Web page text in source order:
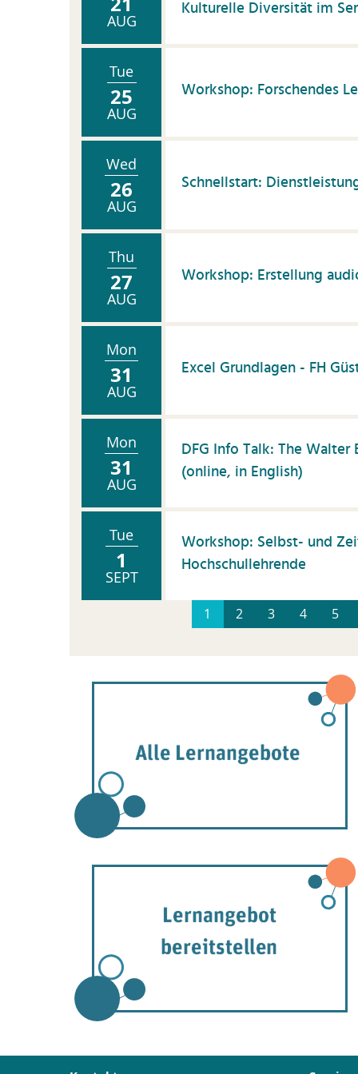
AUG
Kulturelle Diversität im
Tue
25
AUG
Workshop: Forschendes
Wed
26
AUG
Schnellstart:
Thu
27
AUG
Workshop: Erstellung
Mon
31
AUG
Excel Grundlagen - FH
Mon
31
AUG
DFG Info Talk: The
(online, in English)
Tue
1
SEPT
Workshop: Selbst- und
Hochschullehrende
1 2 3 4 5